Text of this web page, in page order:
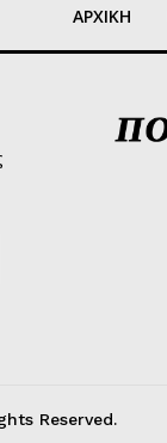
ΑΡΧΙΚΗ
Reserved.